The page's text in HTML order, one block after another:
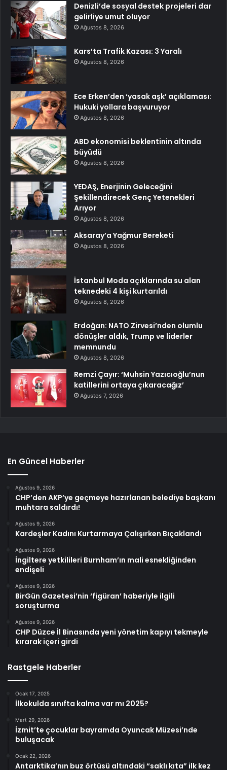
Denizli’de sosyal destek projeleri dar
gelirliye umut oluyor
Ağustos 8, 2026
Kars’ta Trafik Kazası: 3 Yaralı
Ağustos 8, 2026
Ece Erken’den ‘yasak aşk’ açıklaması:
Hukuki yollara başvuruyor
Ağustos 8, 2026
ABD ekonomisi beklentinin altında
büyüdü
Ağustos 8, 2026
YEDAŞ, Enerjinin Geleceğini
Şekillendirecek Genç Yetenekleri
Arıyor
Ağustos 8, 2026
Aksaray’a Yağmur Bereketi
Ağustos 8, 2026
İstanbul Moda açıklarında su alan
teknedeki 4 kişi kurtarıldı
Ağustos 8, 2026
Erdoğan: NATO Zirvesi’nden olumlu
dönüşler aldık, Trump ve liderler
memnundu
Ağustos 8, 2026
Remzi Çayır: ‘Muhsin Yazıcıoğlu’nun
katillerini ortaya çıkaracağız’
Ağustos 7, 2026
En Güncel Haberler
Ağustos 9, 2026
CHP’den AKP’ye geçmeye hazırlanan belediye başkanı
muhtara saldırdı!
Ağustos 9, 2026
Kardeşler Kadını Kurtarmaya Çalışırken Bıçaklandı
Ağustos 9, 2026
İngiltere yetkilileri Burnham’ın mali esnekliğinden
endişeli
Ağustos 9, 2026
BirGün Gazetesi’nin ‘figüran’ haberiyle ilgili
soruşturma
Ağustos 9, 2026
CHP Düzce İl Binasında yeni yönetim kapıyı tekmeyle
kırarak içeri girdi
Rastgele Haberler
Ocak 17, 2025
İlkokulda sınıfta kalma var mı 2025?
Mart 29, 2026
İzmit’te çocuklar bayramda Oyuncak Müzesi’nde
buluşacak
Ocak 22, 2026
Antarktika’nın buz örtüsü altındaki “saklı kıta” ilk kez